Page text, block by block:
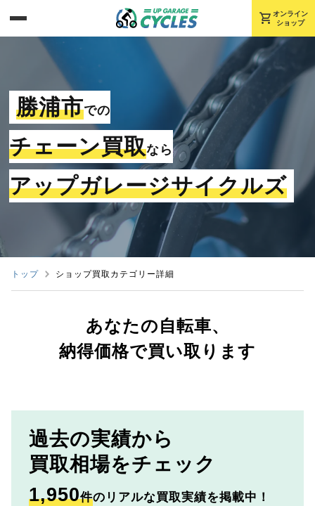
shopping_cart オンライン
ショップ
勝浦市での
チェーン買取なら
アップガレージサイクルズ
トップ ショップ買取カテゴリー詳細
あなたの自転車、
納得価格で買い取ります
過去の実績から
買取相場をチェック
1,950件のリアルな買取実績を掲載中！